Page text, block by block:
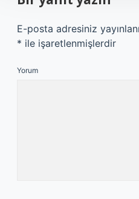
E-posta adresiniz
* ile işaretlenmişlerdir
Yorum